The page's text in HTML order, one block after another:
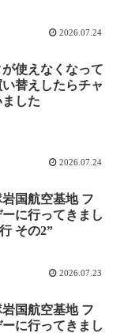
2026.07.24
使えなくなって
替えしたらチャ
した
2026.07.24
国航空基地 フ
に行ってきまし
その2”
2026.07.23
国航空基地 フ
に行ってきまし